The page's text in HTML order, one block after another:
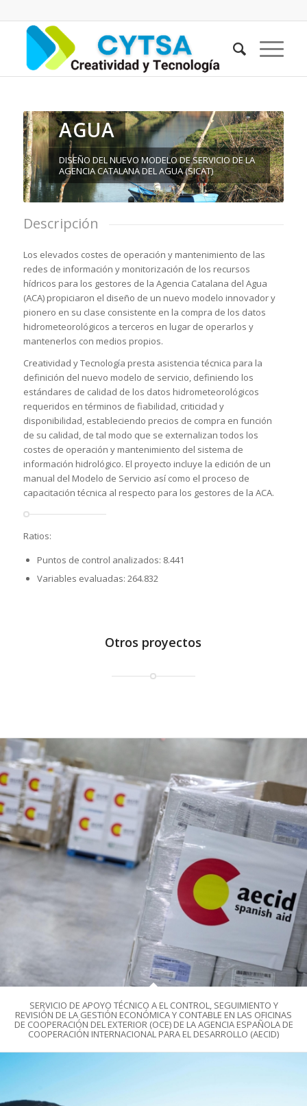
AGUA
DISEÑO DEL NUEVO MODELO DE SERVICIO DE LA
AGENCIA CATALANA DEL AGUA (SICAT)
Descripción
Los elevados costes de operación y mantenimiento de las
redes de información y monitorización de los recursos
hídricos para los gestores de la Agencia Catalana del Agua
(ACA) propiciaron el diseño de un nuevo modelo innovador y
pionero en su clase consistente en la compra de los datos
hidrometeorológicos a terceros en lugar de operarlos y
mantenerlos con medios propios.
Creatividad y Tecnología presta asistencia técnica para la
definición del nuevo modelo de servicio, definiendo los
estándares de calidad de los datos hidrometeorológicos
requeridos en términos de fiabilidad, criticidad y
disponibilidad, estableciendo precios de compra en función
de su calidad, de tal modo que se externalizan todos los
costes de operación y mantenimiento del sistema de
información hidrológico. El proyecto incluye la edición de un
manual del Modelo de Servicio así como el proceso de
capacitación técnica al respecto para los gestores de la ACA.
Ratios:
Puntos de control analizados: 8.441
Variables evaluadas: 264.832
Otros proyectos
SERVICIO DE APOYO TÉCNICO A EL CONTROL, SEGUIMIENTO Y
REVISIÓN DE LA GESTIÓN ECONÓMICA Y CONTABLE EN LAS OFICINAS
DE COOPERACIÓN DEL EXTERIOR (OCE) DE LA AGENCIA ESPAÑOLA DE
COOPERACIÓN INTERNACIONAL PARA EL DESARROLLO (AECID)